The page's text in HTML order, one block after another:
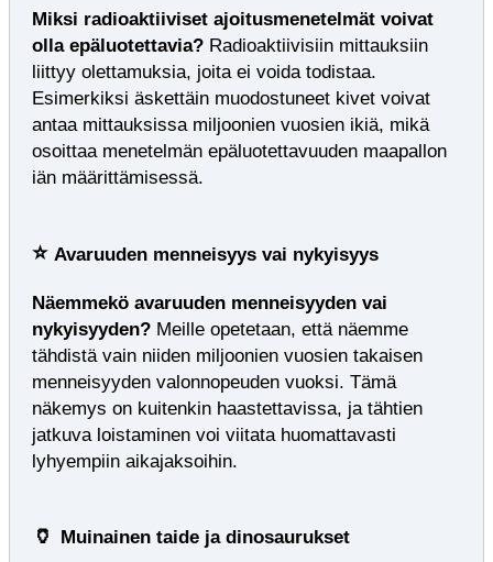
Miksi radioaktiiviset ajoitusmenetelmät voivat
olla epäluotettavia? Radioaktiivisiin mittauksiin
liittyy olettamuksia, joita ei voida todistaa.
Esimerkiksi äskettäin muodostuneet kivet voivat
antaa mittauksissa miljoonien vuosien ikiä, mikä
osoittaa menetelmän epäluotettavuuden maapallon
iän määrittämisessä.
⭐ Avaruuden menneisyys vai nykyisyys
Näemmekö avaruuden menneisyyden vai
nykyisyyden? Meille opetetaan, että näemme
tähdistä vain niiden miljoonien vuosien takaisen
menneisyyden valonnopeuden vuoksi. Tämä
näkemys on kuitenkin haastettavissa, ja tähtien
jatkuva loistaminen voi viitata huomattavasti
lyhyempiin aikajaksoihin.
🏺 Muinainen taide ja dinosaurukset